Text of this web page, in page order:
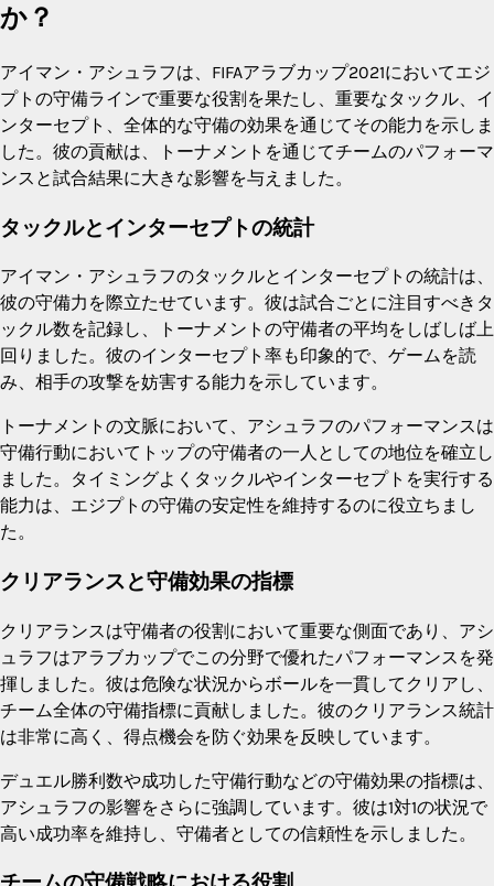
か？
アイマン・アシュラフは、FIFAアラブカップ2021においてエジ
プトの守備ラインで重要な役割を果たし、重要なタックル、イ
ンターセプト、全体的な守備の効果を通じてその能力を示しま
した。彼の貢献は、トーナメントを通じてチームのパフォーマ
ンスと試合結果に大きな影響を与えました。
タックルとインターセプトの統計
アイマン・アシュラフのタックルとインターセプトの統計は、
彼の守備力を際立たせています。彼は試合ごとに注目すべきタ
ックル数を記録し、トーナメントの守備者の平均をしばしば上
回りました。彼のインターセプト率も印象的で、ゲームを読
み、相手の攻撃を妨害する能力を示しています。
トーナメントの文脈において、アシュラフのパフォーマンスは
守備行動においてトップの守備者の一人としての地位を確立し
ました。タイミングよくタックルやインターセプトを実行する
能力は、エジプトの守備の安定性を維持するのに役立ちまし
た。
クリアランスと守備効果の指標
クリアランスは守備者の役割において重要な側面であり、アシ
ュラフはアラブカップでこの分野で優れたパフォーマンスを発
揮しました。彼は危険な状況からボールを一貫してクリアし、
チーム全体の守備指標に貢献しました。彼のクリアランス統計
は非常に高く、得点機会を防ぐ効果を反映しています。
デュエル勝利数や成功した守備行動などの守備効果の指標は、
アシュラフの影響をさらに強調しています。彼は1対1の状況で
高い成功率を維持し、守備者としての信頼性を示しました。